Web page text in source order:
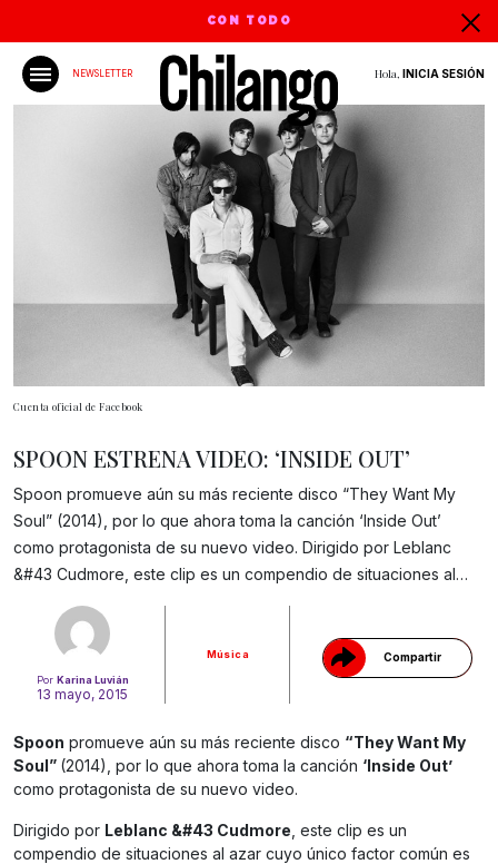
CON TODO
NEWSLETTER Hola, INICIA SESIÓN
Cuenta oficial de Facebook
Por Karina Luvián
13 mayo, 2015
Música Compartir
Gracias!
SPOON ESTRENA VIDEO: ‘INSIDE OUT’
Spoon promueve aún su más reciente disco “They Want My
Soul” (2014), por lo que ahora toma la canción ‘Inside Out’
como protagonista de su nuevo video. Dirigido por Leblanc
&#43 Cudmore, este clip es un compendio de situaciones al…
Spoon promueve aún su más reciente disco “They Want My
Soul” (2014), por lo que ahora toma la canción ‘Inside Out’
como protagonista de su nuevo video.
Dirigido por Leblanc &#43 Cudmore , este clip es un
compendio de situaciones al azar cuyo único factor común es